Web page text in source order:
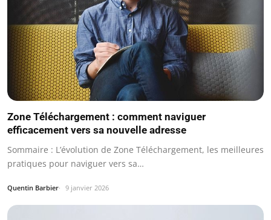
Zone Téléchargement : comment naviguer
efficacement vers sa nouvelle adresse
Sommaire : L’évolution de Zone Téléchargement, les meilleures
pratiques pour naviguer vers sa…
Quentin Barbier 9 janvier 2026